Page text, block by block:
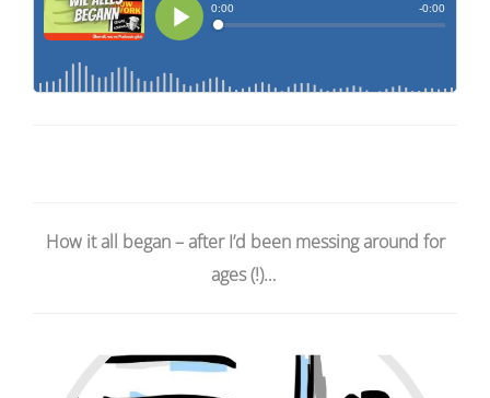
How it all began – after I’d been messing around for
ages (!)…